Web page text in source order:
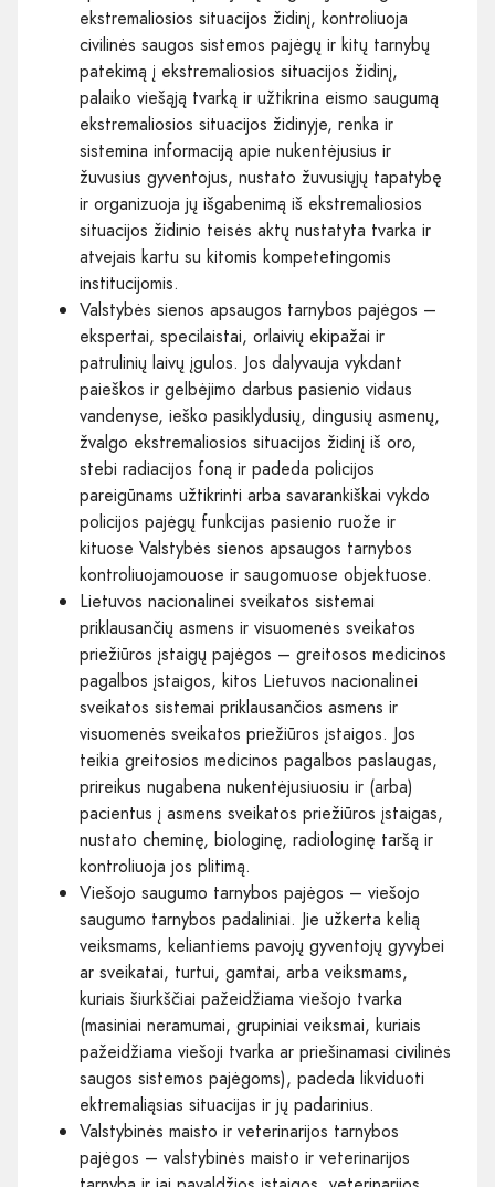
ekstremaliosios situacijos židinį, kontroliuoja
civilinės saugos sistemos pajėgų ir kitų tarnybų
patekimą į ekstremaliosios situacijos židinį,
palaiko viešąją tvarką ir užtikrina eismo saugumą
ekstremaliosios situacijos židinyje, renka ir
sistemina informaciją apie nukentėjusius ir
žuvusius gyventojus, nustato žuvusiųjų tapatybę
ir organizuoja jų išgabenimą iš ekstremaliosios
situacijos židinio teisės aktų nustatyta tvarka ir
atvejais kartu su kitomis kompetetingomis
institucijomis.
Valstybės sienos apsaugos tarnybos pajėgos –
ekspertai, specilaistai, orlaivių ekipažai ir
patrulinių laivų įgulos. Jos dalyvauja vykdant
paieškos ir gelbėjimo darbus pasienio vidaus
vandenyse, ieško pasiklydusių, dingusių asmenų,
žvalgo ekstremaliosios situacijos židinį iš oro,
stebi radiacijos foną ir padeda policijos
pareigūnams užtikrinti arba savarankiškai vykdo
policijos pajėgų funkcijas pasienio ruože ir
kituose Valstybės sienos apsaugos tarnybos
kontroliuojamouose ir saugomuose objektuose.
Lietuvos nacionalinei sveikatos sistemai
priklausančių asmens ir visuomenės sveikatos
priežiūros įstaigų pajėgos – greitosos medicinos
pagalbos įstaigos, kitos Lietuvos nacionalinei
sveikatos sistemai priklausančios asmens ir
visuomenės sveikatos priežiūros įstaigos. Jos
teikia greitosios medicinos pagalbos paslaugas,
prireikus nugabena nukentėjusiuosiu ir (arba)
pacientus į asmens sveikatos priežiūros įstaigas,
nustato cheminę, biologinę, radiologinę taršą ir
kontroliuoja jos plitimą.
Viešojo saugumo tarnybos pajėgos – viešojo
saugumo tarnybos padaliniai. Jie užkerta kelią
veiksmams, keliantiems pavojų gyventojų gyvybei
ar sveikatai, turtui, gamtai, arba veiksmams,
kuriais šiurkščiai pažeidžiama viešojo tvarka
(masiniai neramumai, grupiniai veiksmai, kuriais
pažeidžiama viešoji tvarka ar priešinamasi civilinės
saugos sistemos pajėgoms), padeda likviduoti
ektremaliąsias situacijas ir jų padarinius.
Valstybinės maisto ir veterinarijos tarnybos
pajėgos – valstybinės maisto ir veterinarijos